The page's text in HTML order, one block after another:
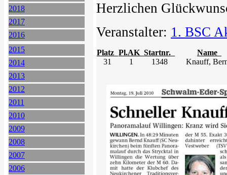
2018
2017
2016
2015
2014
2013
2012
2011
2010
2009
2008
2007
2006
Herzlichen
Veranstalter: 1. BSC
Platz Pl.AK Startnr.
Name
31
1 1348 Knauff,